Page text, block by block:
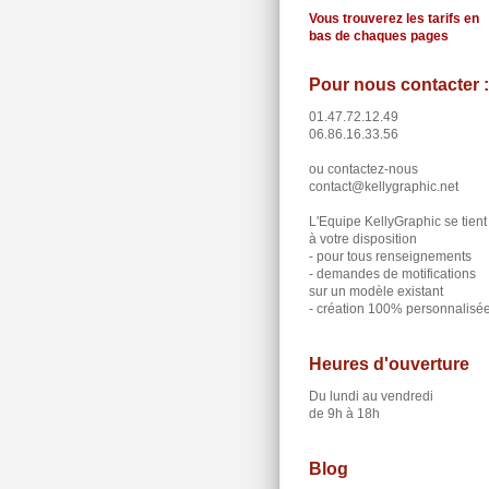
Vous trouverez les tarifs en
bas de chaques pages
Pour nous contacter :
01.47.72.12.49
06.86.16.33.56
ou contactez-nous
contact@kellygraphic.net
L'Equipe KellyGraphic se tient
à votre disposition
- pour tous renseignements
- demandes de motifications
sur un modèle existant
- création 100%
Heures d'ouverture
Du lundi au vendredi
de 9h à 18h
Blog